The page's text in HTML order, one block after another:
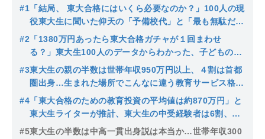
#1 「結局、 東大合格にはいくら必要なのか？」100人の現
役東大生に聞いた仰天の「予備校代」と「最も無駄だと
思った教育投資」
#2 「1380万円あったら東大合格ガチャが１回まわせ
る？」東大生100人のデータからわかった、子どもの才
能に関係なく東大合格させる「重課金ルート」
#3東大生の親の半数は世帯年収950万円以上、４割は首都
圏出身…生まれた場所でこんなに違う教育サービス格差
の実態
#4 「東大合格のための教育投資の平均値は約870万円」と
東大生ライターが推計、東大生の中受経験者は6割、塾
以外の２大習い事とは…
#5東大生の半数は中高一貫出身説は本当か…世帯年収300